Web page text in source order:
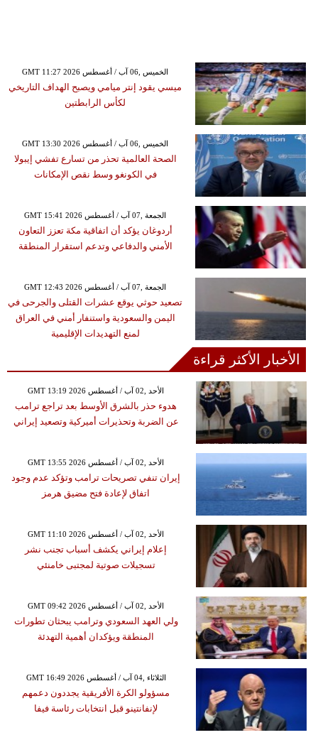
GMT 11:27 2026 الخميس ,06 آب / أغسطس
ميسي يقود إنتر ميامي ويصبح الهداف التاريخي
لكأس الرابطتين
GMT 13:30 2026 الخميس ,06 آب / أغسطس
الصحة العالمية تحذر من تسارع تفشي إيبولا
في الكونغو وسط نقص الإمكانات
GMT 15:41 2026 الجمعة ,07 آب / أغسطس
أردوغان يؤكد أن اتفاقية مكة تعزز التعاون
الأمني والدفاعي وتدعم استقرار المنطقة
GMT 12:43 2026 الجمعة ,07 آب / أغسطس
تصعيد حوثي يوقع عشرات القتلى والجرحى في
اليمن والسعودية واستنفار أمني في العراق
لمنع التهديدات الإقليمية
الأخبار الأكثر قراءة
GMT 13:19 2026 الأحد ,02 آب / أغسطس
هدوء حذر بالشرق الأوسط بعد تراجع ترامب
عن الضربة وتحذيرات أميركية وتصعيد إيراني
GMT 13:55 2026 الأحد ,02 آب / أغسطس
إيران تنفي تصريحات ترامب وتؤكد عدم وجود
اتفاق لإعادة فتح مضيق هرمز
GMT 11:10 2026 الأحد ,02 آب / أغسطس
إعلام إيراني يكشف أسباب تجنب نشر
تسجيلات صوتية لمجتبى خامنئي
GMT 09:42 2026 الأحد ,02 آب / أغسطس
ولي العهد السعودي وترامب يبحثان تطورات
المنطقة ويؤكدان أهمية التهدئة
GMT 16:49 2026 الثلاثاء ,04 آب / أغسطس
مسؤولو الكرة الأفريقية يجددون دعمهم
لإنفانتينو قبل انتخابات رئاسة فيفا